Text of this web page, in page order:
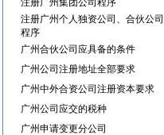
注册广州集团公司程序
注册广州个人独资公司、合伙公司
程序
广州合伙公司应具备的条件
广州公司注册地址全部要求
广州中外合资公司注册资本要求
广州公司应交的税种
广州申请变更分公司